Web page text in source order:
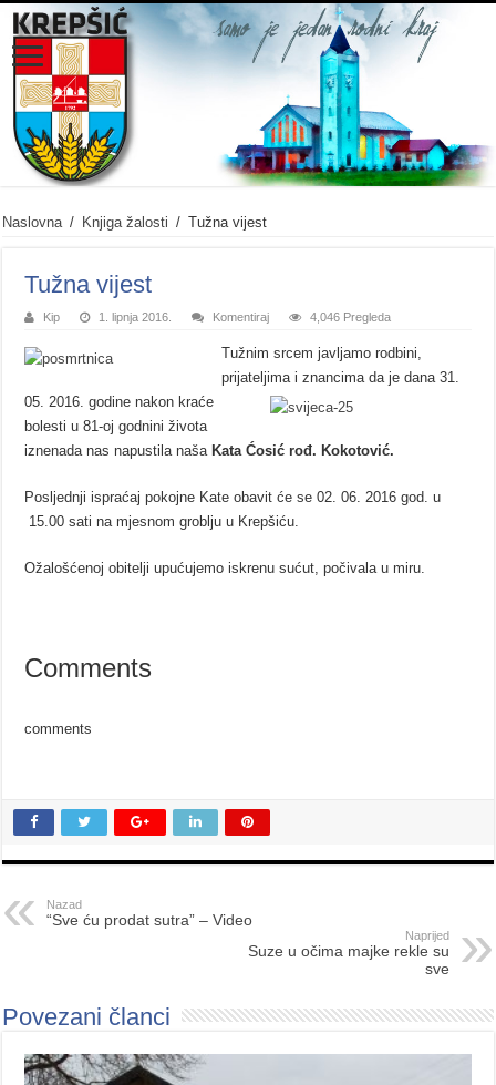
Naslovna / Knjiga žalosti / Tužna vijest
Tužna vijest
Kip 1. lipnja 2016. Komentiraj 4,046 Pregleda
Tužnim srcem javljamo rodbini,
prijateljima i znancima da je dana 31.
05. 2016. godine nakon kraće
bolesti u 81-oj godnini života
iznenada nas napustila naša Kata Ćosić rođ. Kokotović.
Posljednji ispraćaj pokojne Kate obavit će se 02. 06. 2016 god. u
15.00 sati na mjesnom groblju u Krepšiću.
Ožalošćenoj obitelji upućujemo iskrenu sućut, počivala u miru.
Comments
comments
Nazad
“Sve ću prodat sutra” – Video
Naprijed
Suze u očima majke rekle su
sve
Povezani članci